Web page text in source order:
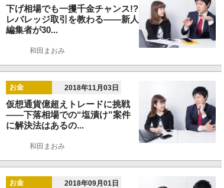
下げ相場でも一攫千金チャンス!?
レバレッジ取引を教わる――新人
編集者が30...
和田まおみ
お金 2018年11月03日
仮想通貨億超えトレードに挑戦
――下落相場での“塩漬け”案件
に解決法はあるの...
和田まおみ
お金 2018年09月01日